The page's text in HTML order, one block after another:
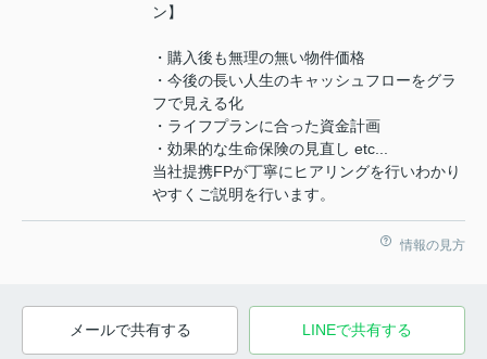
ン】
・購入後も無理の無い物件価格
・今後の長い人生のキャッシュフローをグラ
フで見える化
・ライフプランに合った資金計画
・効果的な生命保険の見直し etc...
当社提携FPが丁寧にヒアリングを行いわかり
やすくご説明を行います。
情報の見方
メールで共有する LINEで共有する